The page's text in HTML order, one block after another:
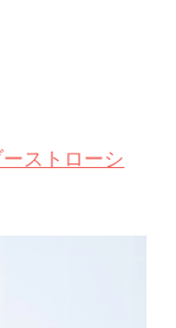
ストローシ